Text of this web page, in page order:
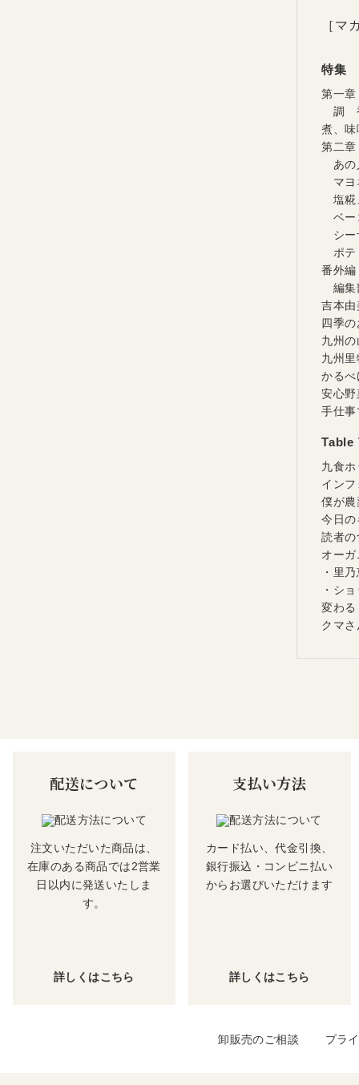
［マ
特集
第一章
調
煮、味
第二章
あの
マヨ
塩糀
ベー
シー
ポテ
番外編
編集
吉本
四季
九州
九州
かる
安心
手仕
Table
九食
イン
僕が
今日
読者
オー
・里
・シ
変わ
クマ
配送について
注文いただいた商品は、
在庫のある商品では2営業
日以内に発送いたしま
す。
詳しくはこちら
支払い方法
カード払い、代金引換、
銀行振込・コンビニ払い
からお選びいただけます
詳しくはこちら
卸販売のご相談 プラ